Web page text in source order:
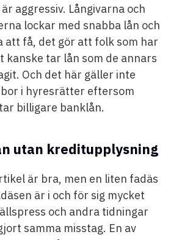
aggressiv. Långivarna och
lockar med snabba lån och
att få, det gör att folk som har
kanske tar lån som de annars
Och det här gäller inte
i hyresrätter eftersom
billigare banklån.
utan kreditupplysning
är bra, men en liten fadäs
är i och för sig mycket
och andra tidningar
samma misstag. En av